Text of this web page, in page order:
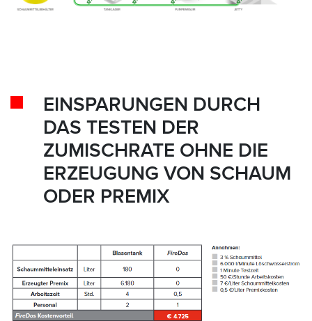
EINSPARUNGEN DURCH
DAS TESTEN DER
ZUMISCHRATE OHNE DIE
ERZEUGUNG VON SCHAUM
ODER PREMIX